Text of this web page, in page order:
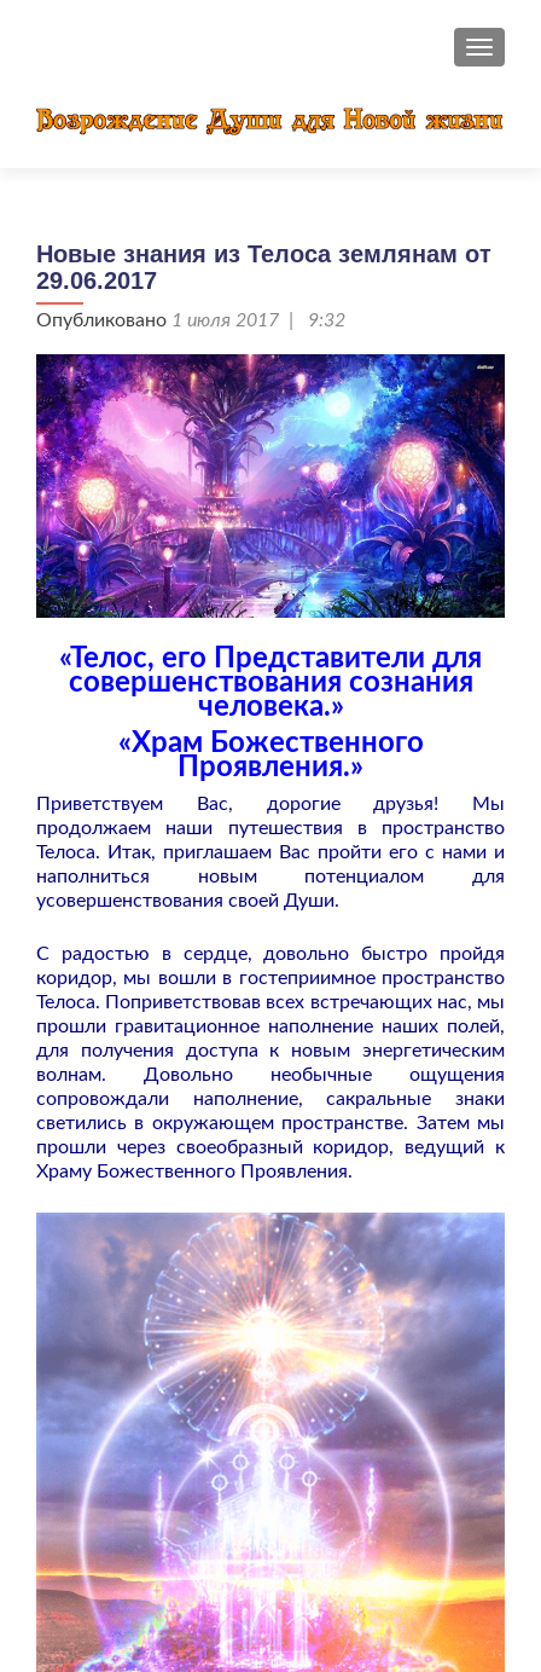
Новые знания из Телоса землянам от
29.06.2017
Опубликовано 1 июля 2017 | 9:32
«Телос, его Представители для
совершенствования сознания
человека.»
«Храм Божественного
Проявления.»
Приветствуем Вас, дорогие друзья! Мы
продолжаем наши путешествия в пространство
Телоса. Итак, приглашаем Вас пройти его с нами и
наполниться новым потенциалом для
усовершенствования своей Души.
С радостью в сердце, довольно быстро пройдя
коридор, мы вошли в гостеприимное пространство
Телоса. Поприветствовав всех встречающих нас, мы
прошли гравитационное наполнение наших полей,
для получения доступа к новым энергетическим
волнам. Довольно необычные ощущения
сопровождали наполнение, сакральные знаки
светились в окружающем пространстве. Затем мы
прошли через своеобразный коридор, ведущий к
Храму Божественного Проявления.